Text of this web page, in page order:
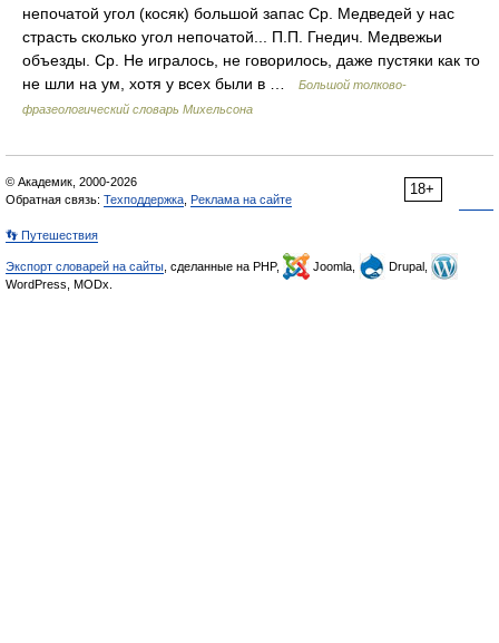
непочатой угол (косяк) большой запас Ср. Медведей у нас
страсть сколько угол непочатой... П.П. Гнедич. Медвежьи
объезды. Ср. Не игралось, не говорилось, даже пустяки как то
не шли на ум, хотя у всех были в …
Большой толково-
фразеологический словарь Михельсона
18+
© Академик, 2000-2026
Обратная связь: Техподдержка Реклама на сайте
👣 Путешествия
Экспорт словарей на сайты , сделанные на PHP, Joomla,
Drupal,
WordPress, MODx.